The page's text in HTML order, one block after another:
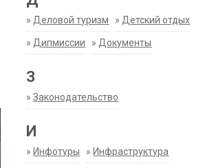
» Деловой туризм » Детский отдых
» Дипмиссии » Документы
З
»Законодательство
И
» Инфотуры » Инфраструктура